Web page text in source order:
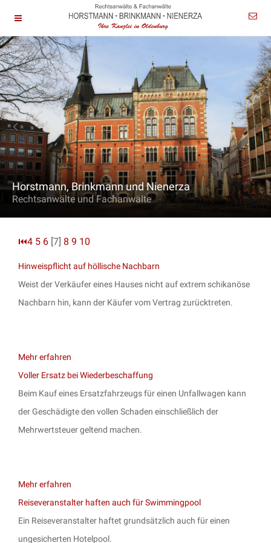
Horstmann, Brinkmann und Nienerza
Rechtsanwälte und Fachanwälte
⏮4 5 6 [7] 8 9 10
Hinweispflicht auf höllische Nachbarn
Weist der Verkäufer eines Hauses nicht auf extrem schikanöse
Nachbarn hin, kann der Käufer vom Vertrag zurücktreten.
Mehr erfahren
Voller Ersatz bei Wiederbeschaffung
Beim Kauf eines Ersatzfahrzeugs für einen Unfallwagen kann
der Geschädigte den vollen Schaden einschließlich der
Mehrwertsteuer geltend machen.
Mehr erfahren
Reiseveranstalter haften auch für Swimmingpool
Ein Reiseveranstalter haftet grundsätzlich auch für einen
ungesicherten Hotelpool.